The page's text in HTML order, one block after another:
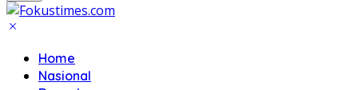
Home
Nasional